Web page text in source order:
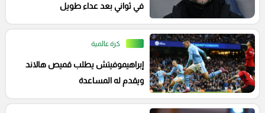
في ثواني بعد عداء طويل
كرة عالمية
إبراهيموفيتش يطلب قميص هالاند
ويقدم له المساعدة